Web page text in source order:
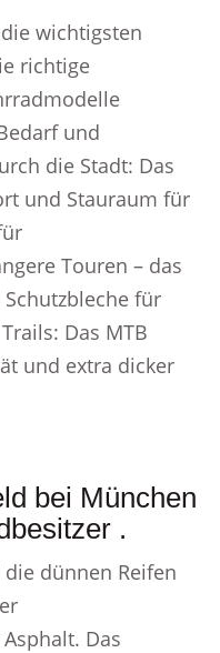
wichtigsten
richtige
und
die Stadt: Das
und Stauraum für
Touren – das
für
Das MTB
und extra dicker
bei München
.
dünnen Reifen
Das